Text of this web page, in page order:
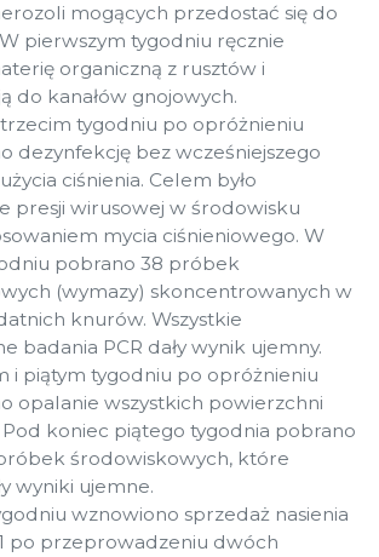
mogących przedostać się do
pierwszym tygodniu ręcznie
organiczną z rusztów i
do kanałów gnojowych.
tygodniu po opróżnieniu
dezynfekcję bez wcześniejszego
ciśnienia. Celem było
presji wirusowej w środowisku
mycia ciśnieniowego. W
pobrano 38 próbek
(wymazy) skoncentrowanych w
knurów. Wszystkie
badania PCR dały wynik ujemny.
i piątym tygodniu po opróżnieniu
opalanie wszystkich powierzchni
koniec piątego tygodnia pobrano
środowiskowych, które
wyniki ujemne.
wznowiono sprzedaż nasienia
po przeprowadzeniu dwóch